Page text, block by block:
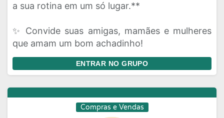
a sua rotina em um só lugar.**
✨ Convide suas amigas, mamães e mulheres
que amam um bom achadinho!
ENTRAR NO GRUPO
Compras e Vendas